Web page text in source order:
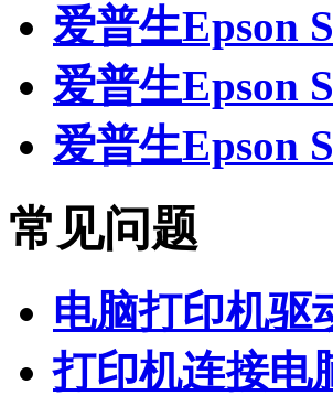
爱普生Epson
爱普生Epson
爱普生Epson
常见问题
电脑打印机驱
打印机连接电